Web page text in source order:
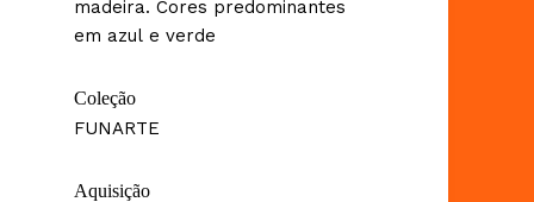
madeira. Cores predominantes
em azul e verde
Coleção
FUNARTE
Aquisição